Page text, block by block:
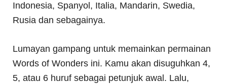
Indonesia, Spanyol, Italia, Mandarin, Swedia,
Rusia dan sebagainya.
Lumayan gampang untuk memainkan permainan
Words of Wonders ini. Kamu akan disuguhkan 4,
5, atau 6 huruf sebagai petunjuk awal. Lalu,